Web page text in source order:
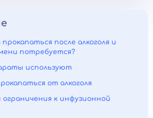
после алкоголя и
потребуется?
используют
от алкоголя
ограничения к инфузионной